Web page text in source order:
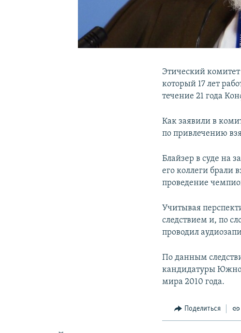
Этический
который 17 лет
течение 21 года
Как заявили в
по привлечению
Блайзер в суде на
его коллеги брали
проведение
Учитывая
следствием и, по
проводил
По данным
кандидатуры
мира 2010 года.
Поделиться